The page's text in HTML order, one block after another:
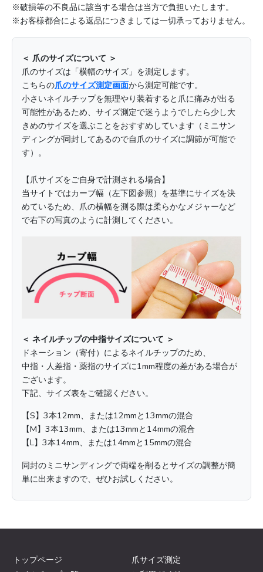
※破損等の不良品に該当する場合は当方で負担いたします。
※お客様都合による返品につきましては一切承っておりません。
＜ 爪のサイズについて ＞
爪のサイズは「横幅のサイズ」を測定します。
こちらの爪のサイズ測定画面から測定可能です。
小さいネイルチップを無理やり装着すると爪に痛みが出る
可能性があるため、サイズ測定で迷うようでしたら少し大
きめのサイズを選ぶことをおすすめしています（ミニサン
ディングが同封してあるので自爪のサイズに調節が可能で
す）。
【爪サイズをご自身で計測される場合】
当サイトではカーブ幅（左下図参照）を基準にサイズを決
めているため、爪の横幅を測る際は柔らかなメジャーなど
で右下の写真のように計測してください。
＜ ネイルチップの中指サイズについて ＞
ドネーション（寄付）によるネイルチップのため、
中指・人差指・薬指のサイズに1mm程度の差がある場合が
ございます。
下記、サイズ表をご確認ください。
【S】3本12mm、または12mmと13mmの混合
【M】3本13mm、または13mmと14mmの混合
【L】3本14mm、または14mmと15mmの混合
同封のミニサンディングで両端を削るとサイズの調整が簡
単に出来ますので、ぜひお試しください。
トップページ
爪サイズ測定